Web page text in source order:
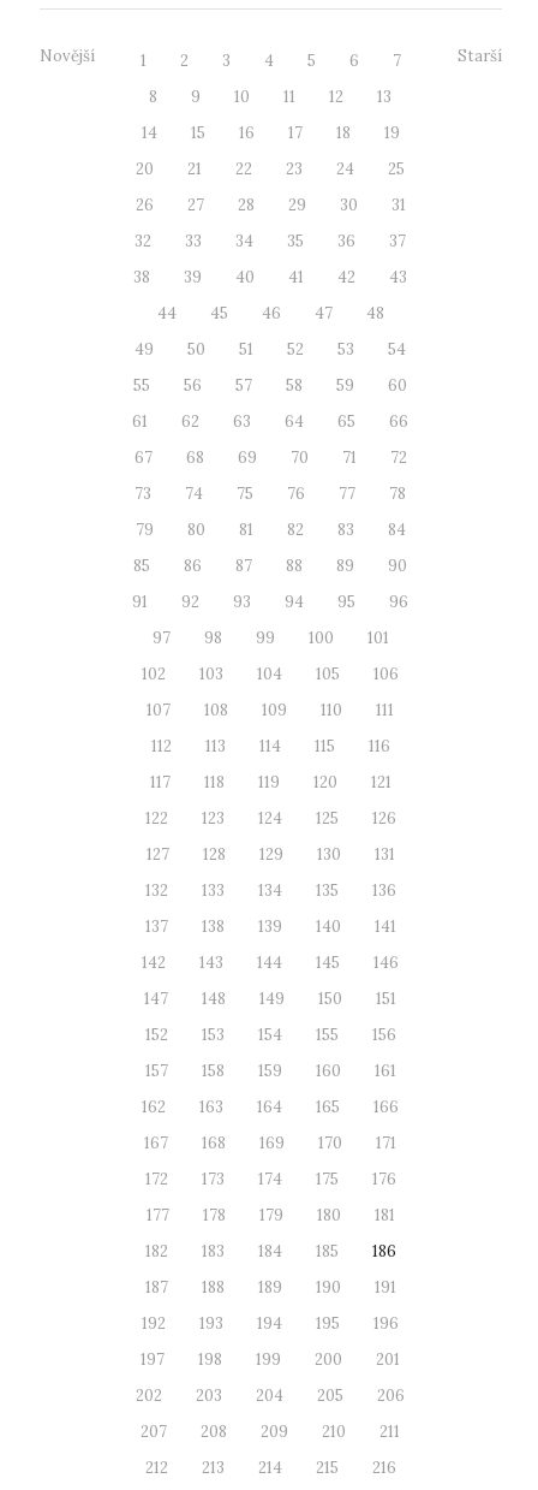
Novější 1 2 3 4 5 6
7
8
9 10 11 12
13
14
15 16 17 18
19
20
21 22 23 24
25
26
27 28 29 30
31
32
33 34 35 36
37
38
39 40 41 42
43
44
45 46 47
48
49
50 51 52 53
54
55
56 57 58 59
60
61
62 63 64 65
66
67
68 69 70 71
72
73
74 75 76 77
78
79
80 81 82 83
84
85
86 87 88 89
90
91
92 93 94 95
96
97
98 99 100
101
102
103 104 105
106
107
108 109 110
111
112
113 114 115
116
117
118 119 120
121
122
123 124 125
126
127
128 129 130
131
132
133 134 135
136
137
138 139 140
141
142
143 144 145
146
147
148 149 150
151
152
153 154 155
156
157
158 159 160
161
162
163 164 165
166
167
168 169 170
171
172
173 174 175
176
177
178 179 180
181
182
183 184 185
186
187
188 189 190
191
192
193 194 195
196
197
198 199 200
201
202
203 204 205
206
207
208 209 210
211
212
213 214 215
216
Starší